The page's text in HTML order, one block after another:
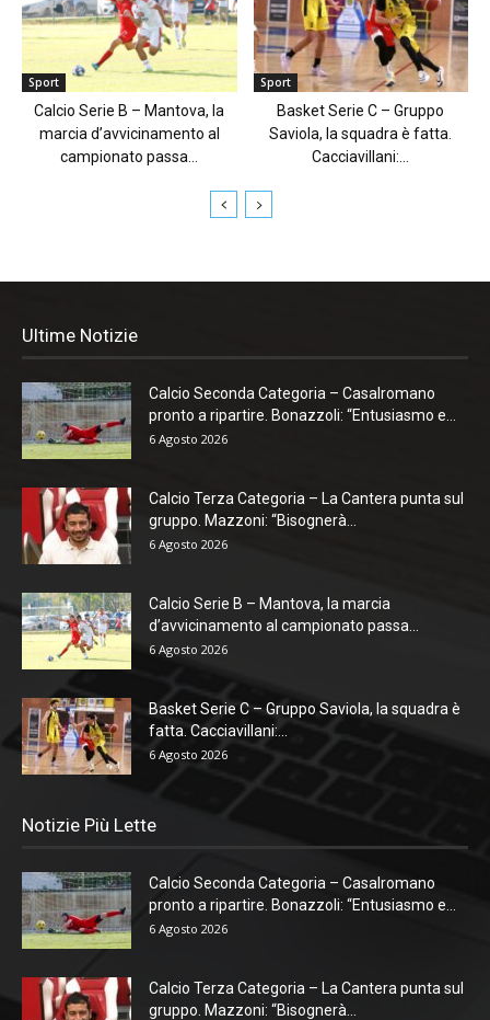
Sport
Calcio Serie B – Mantova, la
marcia d’avvicinamento al
campionato passa...
Sport
Basket Serie C – Gruppo
Saviola, la squadra è fatta.
Cacciavillani:...
Ultime Notizie
Calcio Seconda Categoria – Casalromano
pronto a ripartire. Bonazzoli: “Entusiasmo e...
6 Agosto 2026
Calcio Terza Categoria – La Cantera punta sul
gruppo. Mazzoni: “Bisognerà...
6 Agosto 2026
Calcio Serie B – Mantova, la marcia
d’avvicinamento al campionato passa...
6 Agosto 2026
Basket Serie C – Gruppo Saviola, la squadra è
fatta. Cacciavillani:...
6 Agosto 2026
Notizie Più Lette
Calcio Seconda Categoria – Casalromano
pronto a ripartire. Bonazzoli: “Entusiasmo e...
6 Agosto 2026
Calcio Terza Categoria – La Cantera punta sul
gruppo. Mazzoni: “Bisognerà...